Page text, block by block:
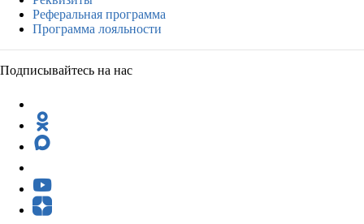
Реферальная программа
Программа лояльности
Подписывайтесь на нас